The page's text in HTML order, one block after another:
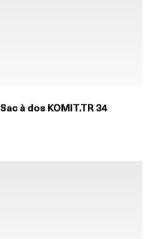
Sac à dos KOMIT.TR 34